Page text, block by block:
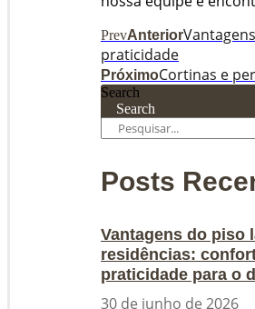
PrevAnterior
praticidade
PróximoCortinas e
Search
Search
Posts
Vantagens do piso
residências:
praticidade para o
30 de junho de 2026